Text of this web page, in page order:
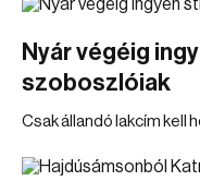
Nyár végéig
szoboszlóiak
Csak állandó lakcím kell